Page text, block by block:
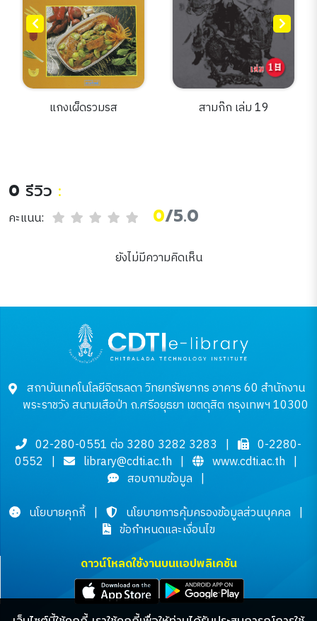
แกงเผ็ดรวมรส สามก๊ก เล่ม 19
0 รีวิว :
คะแนน: 0/5.0
ยังไม่มีความคิดเห็น
สถาบันเทคโนโลยีจิตรลดา วิทยทรัพยากร อาคาร 60 สำนักงาน
พระราชวัง สนามเสือป่า ถ.ศรีอยุธยา เขตดุสิต กรุงเทพฯ 10300
02-280-0551 ต่อ 3280 3282 3283 |
0-2280-
0552 | library@cdti.ac.th | www.cdti.ac.th |
สอบถามข้อมูล |
นโยบายคุกกี้ | นโยบายการคุ้มครองข้อมูลส่วนบุคคล |
ข้อกำหนดและเงื่อนไข
ดาวน์โหลดใช้งานบนแอปพลิเคชัน